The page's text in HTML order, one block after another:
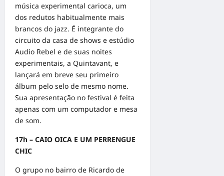
música experimental carioca, um
dos redutos habitualmente mais
brancos do jazz. É integrante do
circuito da casa de shows e estúdio
Audio Rebel e de suas noites
experimentais, a Quintavant, e
lançará em breve seu primeiro
álbum pelo selo de mesmo nome.
Sua apresentação no festival é feita
apenas com um computador e mesa
de som.
17h – CAIO OICA E UM PERRENGUE
CHIC
O grupo no bairro de Ricardo de